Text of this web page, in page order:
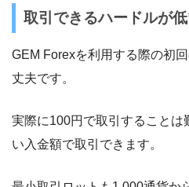
取引できるハードルが
GEM Forexを利用する際の初
丈夫です。
実際に100円で取引すること
い入金額で取引できます。